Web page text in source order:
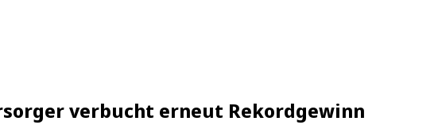
verbucht erneut Rekordgewinn